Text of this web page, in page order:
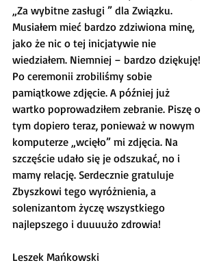
„Za wybitne zasługi ” dla Związku.
Musiałem mieć bardzo zdziwiona minę,
jako że nic o tej inicjatywie nie
wiedziałem. Niemniej – bardzo dziękuję!
Po ceremonii zrobiliśmy sobie
pamiątkowe zdjęcie. A później już
wartko poprowadziłem zebranie. Piszę o
tym dopiero teraz, ponieważ w nowym
komputerze „wcięło” mi zdjęcia. Na
szczęście udało się je odszukać, no i
mamy relację. Serdecznie gratuluje
Zbyszkowi tego wyróżnienia, a
solenizantom życzę wszystkiego
najlepszego i duuuużo zdrowia!
Leszek Mańkowski